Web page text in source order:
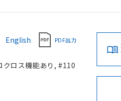
English PDF出力
クロス機能あり, #110